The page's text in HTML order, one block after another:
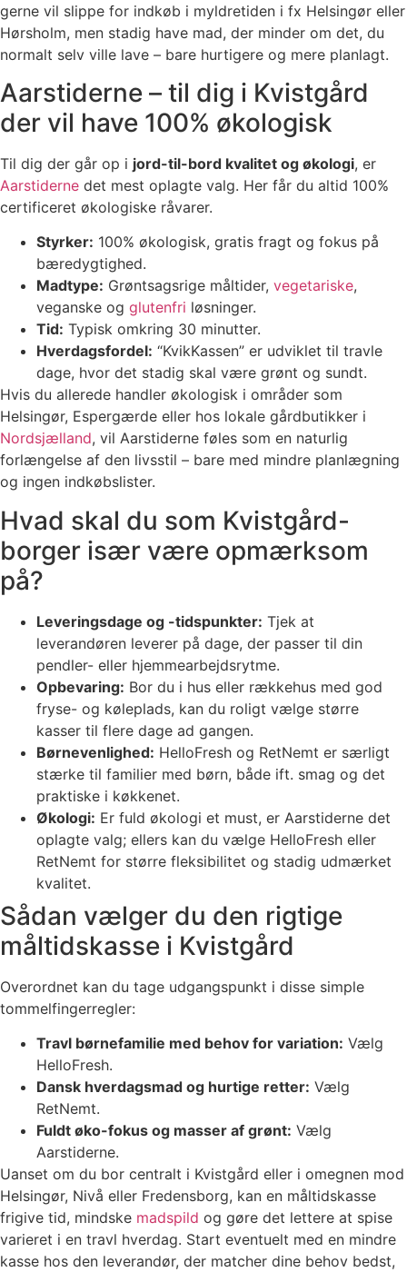
gerne vil slippe for indkøb i myldretiden i fx Helsingør eller
Hørsholm, men stadig have mad, der minder om det, du
normalt selv ville lave – bare hurtigere og mere planlagt.
Aarstiderne – til dig i Kvistgård
der vil have 100% økologisk
Til dig der går op i jord-til-bord kvalitet og økologi, er
Aarstiderne det mest oplagte valg. Her får du altid 100%
certificeret økologiske råvarer.
Styrker: 100% økologisk, gratis fragt og fokus på
bæredygtighed.
Madtype: Grøntsagsrige måltider, vegetariske,
veganske og glutenfri løsninger.
Tid: Typisk omkring 30 minutter.
Hverdagsfordel: “KvikKassen” er udviklet til travle
dage, hvor det stadig skal være grønt og sundt.
Hvis du allerede handler økologisk i områder som
Helsingør, Espergærde eller hos lokale gårdbutikker i
Nordsjælland, vil Aarstiderne føles som en naturlig
forlængelse af den livsstil – bare med mindre planlægning
og ingen indkøbslister.
Hvad skal du som Kvistgård-
borger især være opmærksom
på?
Leveringsdage og -tidspunkter: Tjek at
leverandøren leverer på dage, der passer til din
pendler- eller hjemmearbejdsrytme.
Opbevaring: Bor du i hus eller rækkehus med god
fryse- og køleplads, kan du roligt vælge større
kasser til flere dage ad gangen.
Børnevenlighed: HelloFresh og RetNemt er særligt
stærke til familier med børn, både ift. smag og det
praktiske i køkkenet.
Økologi: Er fuld økologi et must, er Aarstiderne det
oplagte valg; ellers kan du vælge HelloFresh eller
RetNemt for større fleksibilitet og stadig udmærket
kvalitet.
Sådan vælger du den rigtige
måltidskasse i Kvistgård
Overordnet kan du tage udgangspunkt i disse simple
tommelfingerregler:
Travl børnefamilie med behov for variation: Vælg
HelloFresh.
Dansk hverdagsmad og hurtige retter: Vælg
RetNemt.
Fuldt øko-fokus og masser af grønt: Vælg
Aarstiderne.
Uanset om du bor centralt i Kvistgård eller i omegnen mod
Helsingør, Nivå eller Fredensborg, kan en måltidskasse
frigive tid, mindske madspild og gøre det lettere at spise
varieret i en travl hverdag. Start eventuelt med en mindre
kasse hos den leverandør, der matcher dine behov bedst,